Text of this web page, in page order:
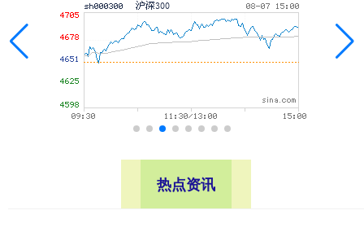
热点资讯